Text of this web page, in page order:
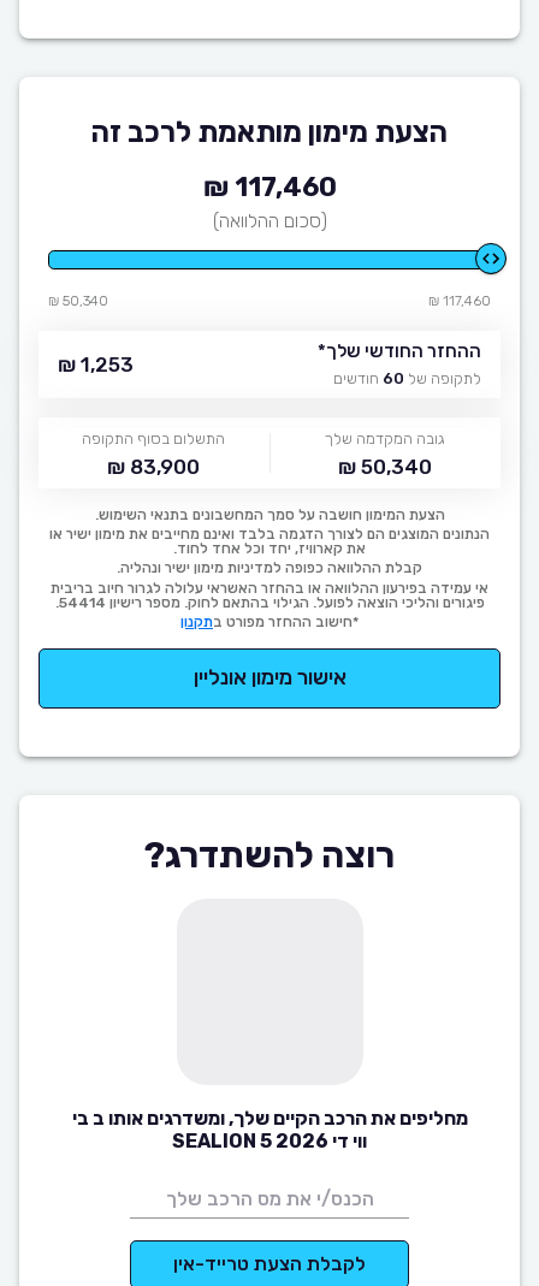
הצעת מימון מותאמת לרכב זה
117,460 ₪
(סכום ההלוואה)
117,460 ₪
50,340 ₪
ההחזר החודשי שלך*
לתקופה של 60 חודשים
1,253 ₪
גובה המקדמה שלך
50,340 ₪
התשלום בסוף התקופה
83,900 ₪
הצעת המימון חושבה על סמך המחשבונים בתנאי השימוש.
הנתונים המוצגים הם לצורך הדגמה בלבד ואינם מחייבים את מימון ישיר או
את קארוויז, יחד וכל אחד לחוד.
קבלת ההלוואה כפופה למדיניות מימון ישיר ונהליה.
אי עמידה בפירעון ההלוואה או בהחזר האשראי עלולה לגרור חיוב בריבית
פיגורים והליכי הוצאה לפועל. הגילוי בהתאם לחוק. מספר רישיון 54414.
*חישוב ההחזר מפורט בתקנון
אישור מימון אונליין
רוצה להשתדרג?
מחליפים את הרכב הקיים שלך, ומשדרגים אותו ב בי
ווי די SEALION 5 2026
לקבלת הצעת טרייד-אין